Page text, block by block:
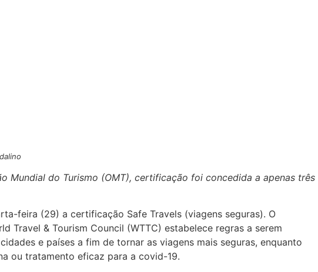
Mundial do Turismo (OMT), certificação foi concedida a apenas três
feira (29) a certificação Safe Travels (viagens seguras). O
Travel & Tourism Council (WTTC) estabelece regras a serem
e países a fim de tornar as viagens mais seguras, enquanto
ou tratamento eficaz para a covid-19.